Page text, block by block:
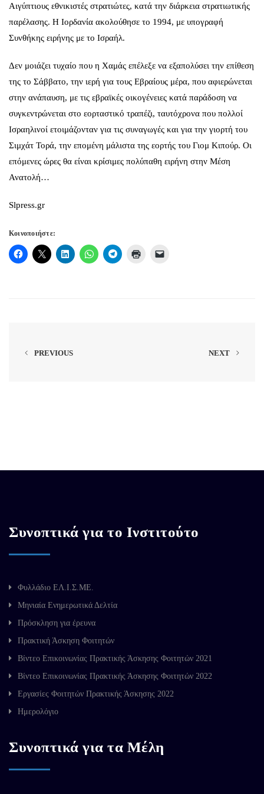
Αιγύπτιους εθνικιστές στρατιώτες, κατά την διάρκεια στρατιωτικής
παρέλασης. Η Ιορδανία ακολούθησε το 1994, με υπογραφή
Συνθήκης ειρήνης με το Ισραήλ.
Δεν μοιάζει τυχαίο που η Χαμάς επέλεξε να εξαπολύσει την επίθεση
της το Σάββατο, την ιερή για τους Εβραίους μέρα, που αφιερώνεται
στην ανάπαυση, με τις εβραϊκές οικογένειες κατά παράδοση να
συγκεντρώνεται στο εορταστικό τραπέζι, ταυτόχρονα που πολλοί
Ισραηλινοί ετοιμάζονταν για τις συναγωγές και για την γιορτή του
Σιμχάτ Τορά, την επομένη μάλιστα της εορτής του Γιομ Κιπούρ. Οι
επόμενες ώρες θα είναι κρίσιμες πολύπαθη ειρήνη στην Μέση
Ανατολή…
Slpress.gr
Κοινοποιήστε:
PREVIOUS NEXT
Συνοπτικά για το Ινστιτούτο
Φυλλάδιο ΕΛ.Ι.Σ.ΜΕ.
Μηνιαία Ενημερωτικά Δελτία
Πρόσκληση για έρευνα
Πρακτική Άσκηση Φοιτητών
Βίντεο Επικοινωνίας Πρακτικής Άσκησης Φοιτητών 2021
Βίντεο Επικοινωνίας Πρακτικής Άσκησης Φοιτητών 2022
Εργασίες Φοιτητών Πρακτικής Άσκησης 2022
Ημερολόγιο
Συνοπτικά για τα Μέλη